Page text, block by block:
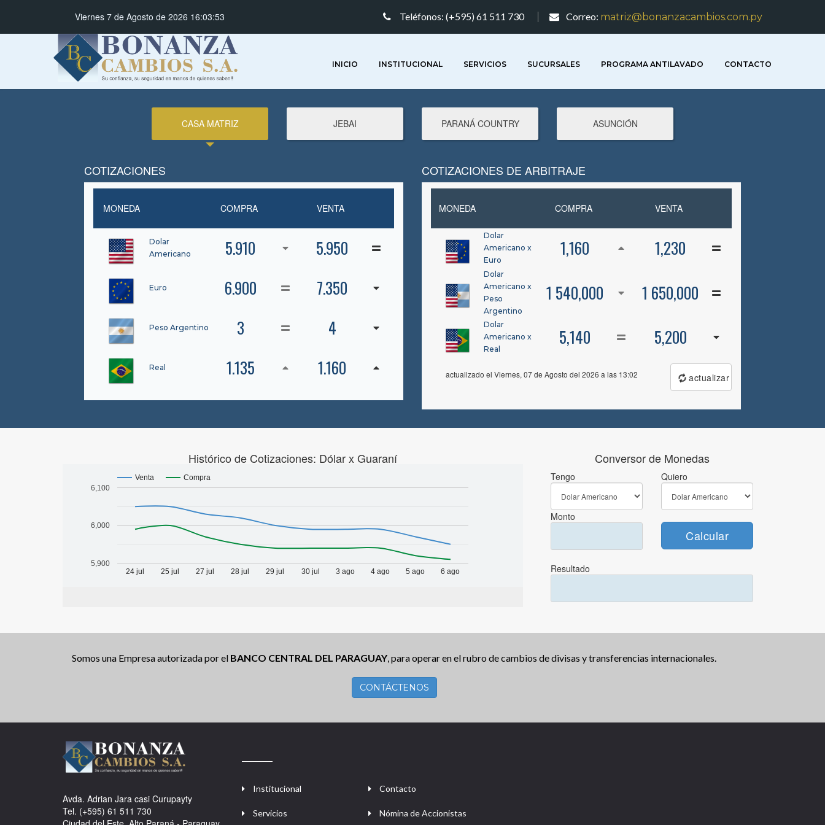
Teléfonos: (+595) 61 511 730 Correo: matriz@bonanzacambios.com.py
Viernes 7 de Agosto de 2026 16:03:54
INICIO INSTITUCIONAL SERVICIOS SUCURSALES PROGRAMA ANTILAVADO CONTACTO
CASA MATRIZ JEBAI PARANÁ COUNTRY ASUNCIÓN
COTIZACIONES
MONEDA COMPRA VENTA
Dolar
Americano
5.910 5.950
Euro 6.900 7.350
Peso Argentino 3 4
Real 1.135 1.160
COTIZACIONES DE ARBITRAJE
MONEDA COMPRA VENTA
Dolar
Americano x
Euro
1,160 1,230
Dolar
Americano x
Peso
Argentino
1 540,000 1 650,000
Dolar
Americano x
Real
5,140 5,200
actualizado el Viernes, 07 de Agosto del 2026 a las 13:02 actualizar
Histórico de Cotizaciones: Dólar x Guaraní
Venta Compra
24 jul 25 jul 27 jul 28 jul 29 jul 30 jul 3 ago 4 ago 5 ago 6 ago
5,900
6,000
6,100
Conversor de Monedas
Tengo Quiero
Monto
Calcular
Resultado
Somos una Empresa autorizada por el BANCO CENTRAL DEL PARAGUAY , para operar en el rubro de cambios de divisas y transferencias internacionales.
CONTÁCTENOS
Avda. Adrian Jara casi Curupayty
Tel. (+595) 61 511 730
Institucional
Servicios
Contacto
Nómina de Accionistas